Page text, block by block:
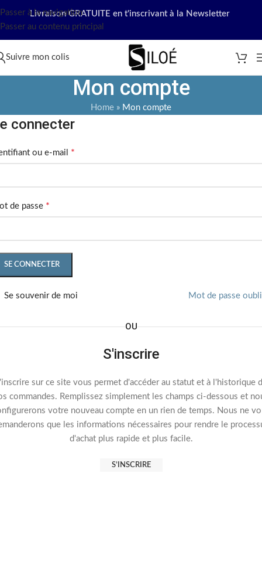
Passer à la navigation
Passer au contenu principal
Livraison GRATUITE en t'inscrivant à la Newsletter
Suivre mon colis
Mon compte
Home » Mon compte
connecter
ou e-mail *
de passe *
SE CONNECTER
Mot de passe
Se souvenir de moi
OU
S'inscrire
sur ce site vous permet d'accéder au statut et à l'historique
commandes. Remplissez simplement les champs ci-dessous et
votre nouveau compte en un rien de temps. Nous ne
que les informations nécessaires pour rendre le
d'achat plus rapide et plus facile.
S’INSCRIRE